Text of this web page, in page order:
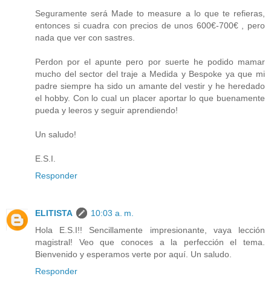
Seguramente será Made to measure a lo que te refieras,
entonces si cuadra con precios de unos 600€-700€ , pero
nada que ver con sastres.
Perdon por el apunte pero por suerte he podido mamar
mucho del sector del traje a Medida y Bespoke ya que mi
padre siempre ha sido un amante del vestir y he heredado
el hobby. Con lo cual un placer aportar lo que buenamente
pueda y leeros y seguir aprendiendo!
Un saludo!
E.S.I.
Responder
ELITISTA
10:03 a. m.
Hola E.S.I!! Sencillamente impresionante, vaya lección
magistral! Veo que conoces a la perfección el tema.
Bienvenido y esperamos verte por aquí. Un saludo.
Responder